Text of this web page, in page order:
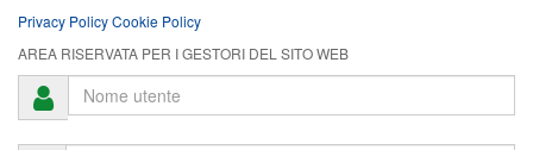
Privacy PolicyCookie Policy
AREA RISERVATA PER I GESTORI DEL SITO WEB